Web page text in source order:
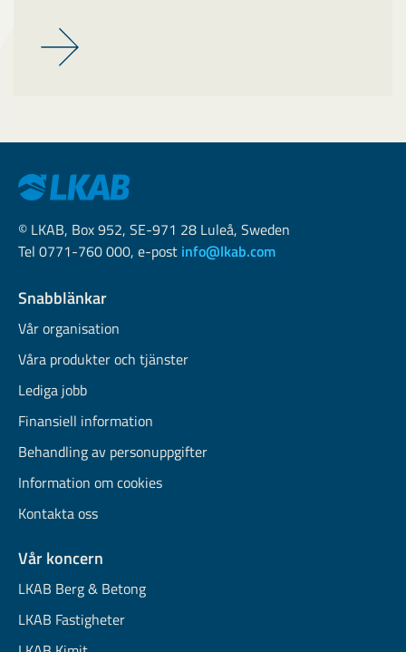
© LKAB, Box 952, SE-971 28 Luleå, Sweden
Tel 0771-760 000, e-post info@lkab.com
Snabblänkar
Vår organisation
Våra produkter och tjänster
Lediga jobb
Finansiell information
Behandling av personuppgifter
Information om cookies
Kontakta oss
Vår koncern
LKAB Berg & Betong
LKAB Fastigheter